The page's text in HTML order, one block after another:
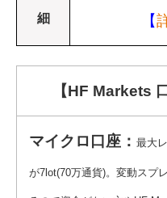
細 【
【HF Markets
マイクロ口座： 最大
が7lot(70万通貨)。変動スプ